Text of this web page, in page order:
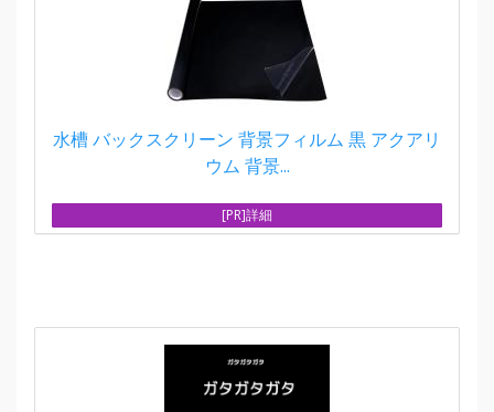
水槽 バックスクリーン 背景フィルム 黒 アクアリ
ウム 背景...
[PR]詳細